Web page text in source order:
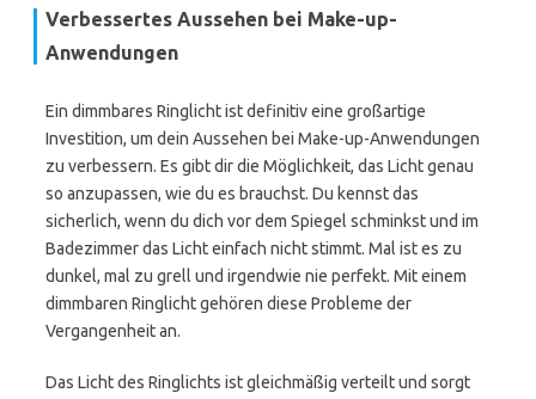
Verbessertes Aussehen bei Make-up-
Anwendungen
Ein dimmbares Ringlicht ist definitiv eine großartige
Investition, um dein Aussehen bei Make-up-Anwendungen
zu verbessern. Es gibt dir die Möglichkeit, das Licht genau
so anzupassen, wie du es brauchst. Du kennst das
sicherlich, wenn du dich vor dem Spiegel schminkst und im
Badezimmer das Licht einfach nicht stimmt. Mal ist es zu
dunkel, mal zu grell und irgendwie nie perfekt. Mit einem
dimmbaren Ringlicht gehören diese Probleme der
Vergangenheit an.
Das Licht des Ringlichts ist gleichmäßig verteilt und sorgt